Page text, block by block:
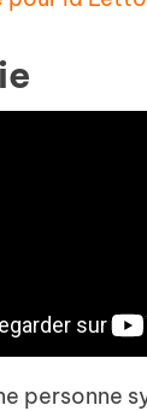
personne